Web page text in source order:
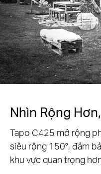
Khu Vực Hoạt
Thiết lập các khu vực
cảnh báo ở các khu